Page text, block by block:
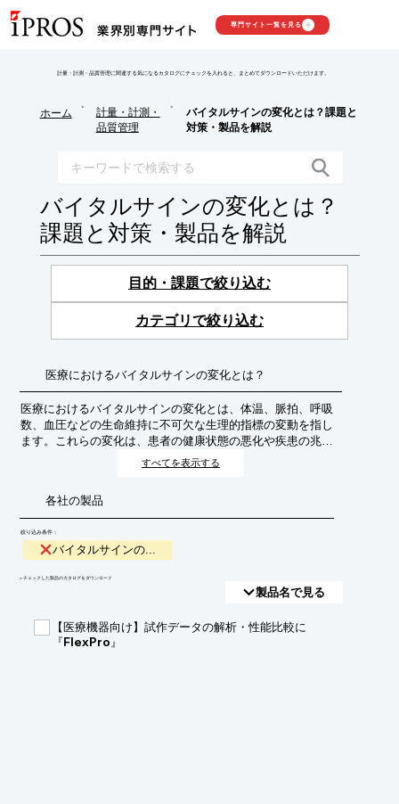
専門サイト一覧を見る
計量・計測・品質管理に関連する気になるカタログにチェックを入れると、まとめてダウンロードいただけます。
ホーム
>
計量・計測・
品質管理
>
バイタルサインの変化とは？課題と
対策・製品を解説
バイタルサインの変化とは？
課題と対策・製品を解説
目的・課題で絞り込む
カテゴリで絞り込む
医療におけるバイタルサインの変化とは？
医療におけるバイタルサインの変化とは、体温、脈拍、呼吸
数、血圧などの生命維持に不可欠な生理的指標の変動を指し
ます。これらの変化は、患者の健康状態の悪化や疾患の兆候
を示す重要な手がかりとなり、早期発見・早期介入のために
継続的な計測と分析が求められます。
すべてを表示する
各社の製品
絞り込み条件：
バイタルサインの...
​▼チェックした製品のカタログをダウンロード
製品名で見る
【医療機器向け】試作データの解析・性能比較に
『FlexPro』